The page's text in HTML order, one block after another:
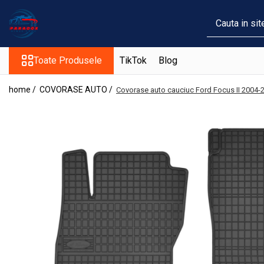
Toate Produsele
ACCESORII AUTO
Semn incepator
Accesorii Camping
Accesorii Curatare Auto
Accesorii Sezon Rece
Accesorii Siguranta Auto
Banda Reflectorizanta
Toate Produsele TikTok Blog
home / COVORASE AUTO / Covorase auto cauciuc Ford Focus II 2004-